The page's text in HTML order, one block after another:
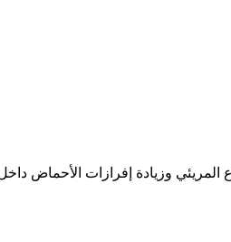
المريئي وزيادة إفرازات الأحماض